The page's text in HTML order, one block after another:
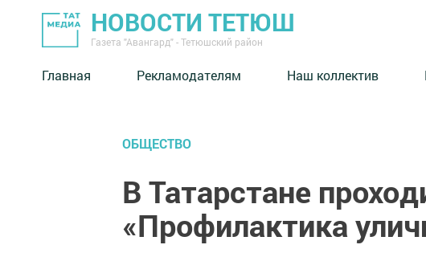
НОВОСТИ ТЕТЮШ
Газета "Авангард" - Тетюшский район
Главная Рекламодателям Наш коллектив
ОБЩЕСТВО
В Татарстане
«Профилактика